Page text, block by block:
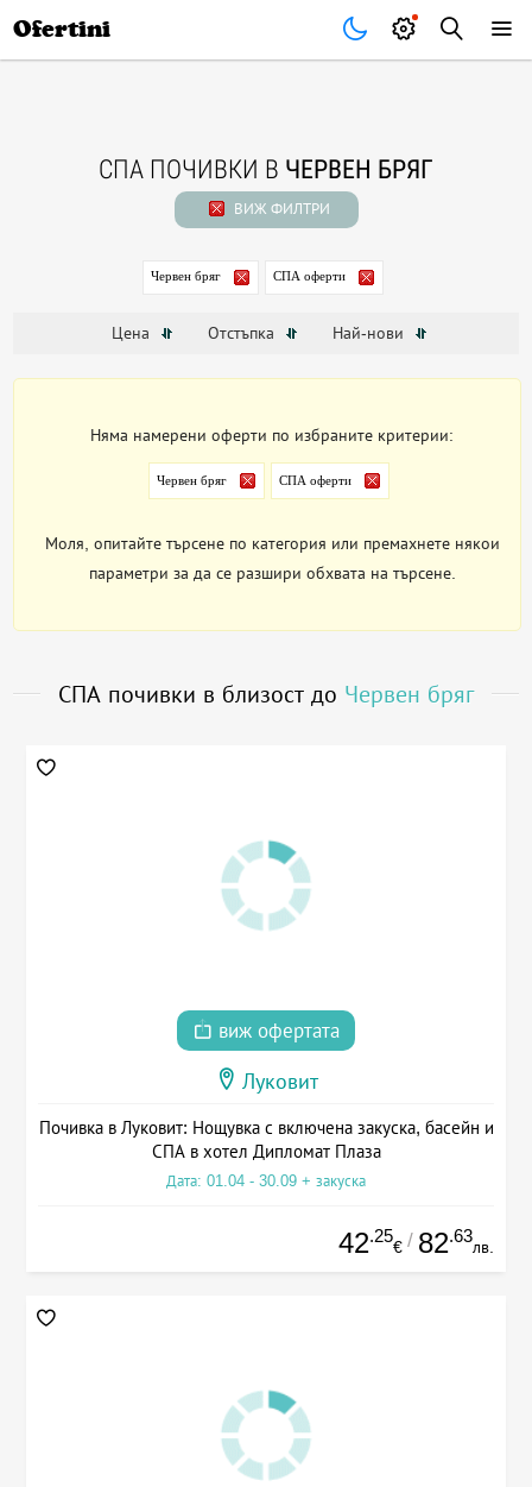
Ofertini
СПА ПОЧИВКИ В ЧЕРВЕН БРЯГ
ВИЖ ФИЛТРИ
Червен бряг СПА оферти
Цена Отстъпка Най-нови
Няма намерени оферти по избраните критерии:
Червен бряг СПА оферти
Моля, опитайте търсене по категория или премахнете някои
параметри за да се разшири обхвата на търсене.
СПА почивки в близост до Червен бряг
виж офертата
Луковит
Почивка в Луковит: Нощувка с включена закуска, басейн и
СПА в хотел Дипломат Плаза
Дата: 01.04 - 30.09 + закуска
42.25
€ / 82.63
лв.